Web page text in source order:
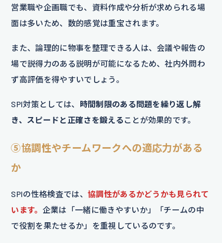
営業職や企画職でも、資料作成や分析が求められる場
面は多いため、数的感覚は重宝されます。
また、論理的に物事を整理できる人は、会議や報告の
場で説得力のある説明が可能になるため、社内外問わ
ず高評価を得やすいでしょう。
SPI対策としては、 時間制限のある問題を繰り返し解
き、スピードと正確さを鍛える ことが効果的です。
⑤協調性やチームワークへの適応力がある
か
SPIの性格検査では、 協調性があるかどうかも見られて
います。 企業は「一緒に働きやすいか」「チームの中
で役割を果たせるか」を重視しているのです。